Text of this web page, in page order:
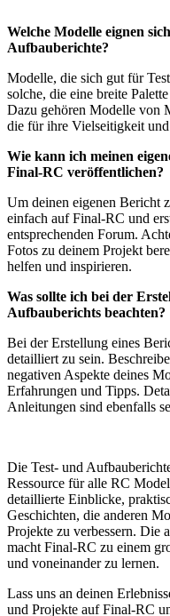
Welche Modelle eignen
Aufbauberichte?
Modelle, die sich gut für
solche, die eine breite
Dazu gehören Modelle von
die für ihre Vielseitigkeit
Wie kann ich meinen
Final-RC veröffentlichen?
Um deinen eigenen Bericht
einfach auf Final-RC und
entsprechenden Forum.
Fotos zu deinem Projekt
helfen und inspirieren.
Was sollte ich bei der
Aufbauberichts beachten?
Bei der Erstellung eines
detailliert zu sein.
negativen Aspekte deines
Erfahrungen und Tipps.
Anleitungen sind ebenfalls
Die Test- und
Ressource für alle RC
detaillierte Einblicke,
Geschichten, die anderen
Projekte zu verbessern. Die
macht Final-RC zu einem
und voneinander zu lernen.
Lass uns an deinen
und Projekte auf Final-RC